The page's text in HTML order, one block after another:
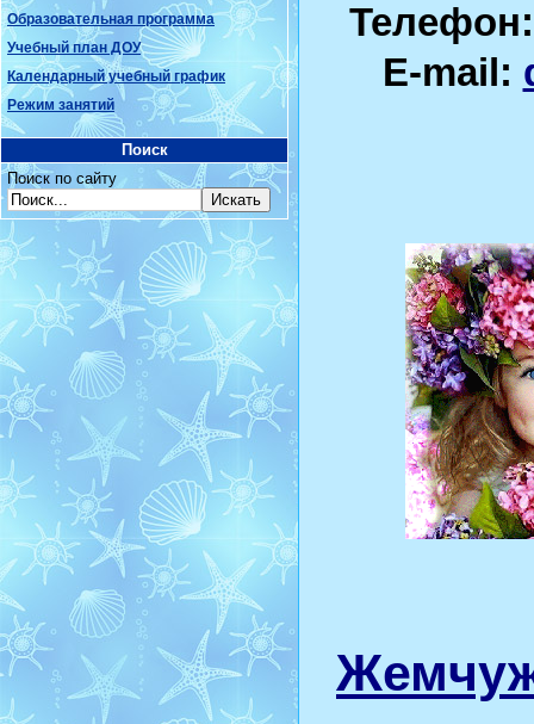
Образовательная программа
Учебный план ДОУ
Календарный учебный график
Режим занятий
Поиск
Поиск по сайту
Телефон:
E-mail: